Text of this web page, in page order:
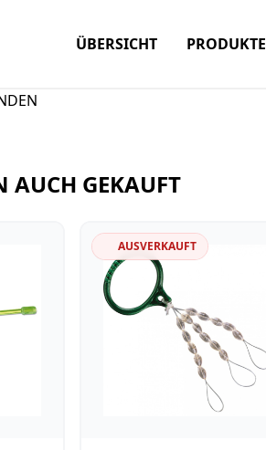
ÜBERSICHT PRODUKTE
AUCH GEKAUFT
AUSVERKAUFT